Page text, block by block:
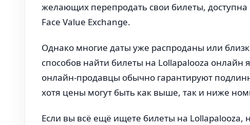
желающих перепродать свои билеты,
Face Value Exchange.
Однако многие даты уже распроданы или
способов найти билеты на Lollapalooza онлайн
онлайн-продавцы обычно гарантируют
хотя цены могут быть как выше, так и ниже
Если вы всё ещё ищете билеты на Lollapalooza,